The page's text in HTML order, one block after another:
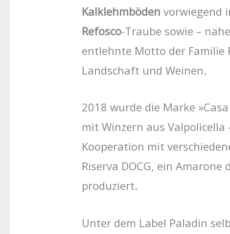
Kalklehmböden vorwiegend
Refosco-Traube sowie –
entlehnte Motto der Familie
Landschaft und Weinen.
2018 wurde die Marke
mit Winzern aus Valpolicella
Kooperation mit
Riserva DOCG, ein
produziert.
Unter dem Label Paladin